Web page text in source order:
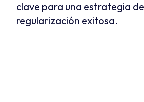
clave para una estrategia de
regularización exitosa.